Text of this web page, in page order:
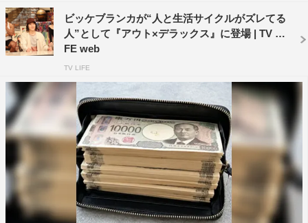
ビッケブランカが“人と生活サイクルがズレてる
人”として『アウト×デラックス』に登場 | TV LI
FE web
TV LIFE